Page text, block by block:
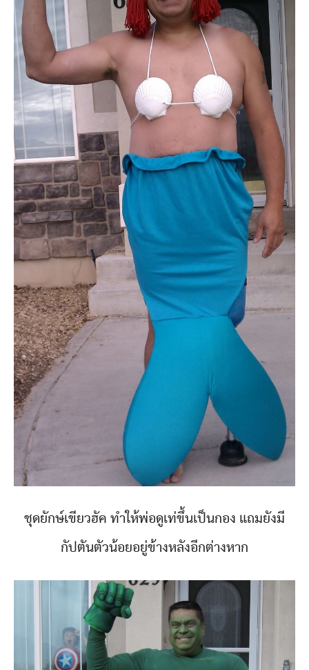
ชุดยักษ์เขียวฮัค ทำให้พ่อดูเท่ขึ้นเป็นกอง แถมยังมี
กัปตันตัวน้อยอยู่ข้างหลังอีกต่างหาก